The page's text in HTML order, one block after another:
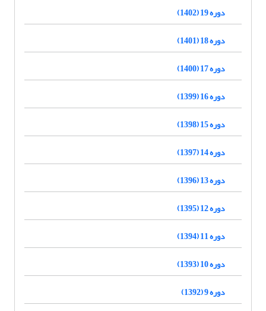
دوره 19 (1402)
دوره 18 (1401)
دوره 17 (1400)
دوره 16 (1399)
دوره 15 (1398)
دوره 14 (1397)
دوره 13 (1396)
دوره 12 (1395)
دوره 11 (1394)
دوره 10 (1393)
دوره 9 (1392)